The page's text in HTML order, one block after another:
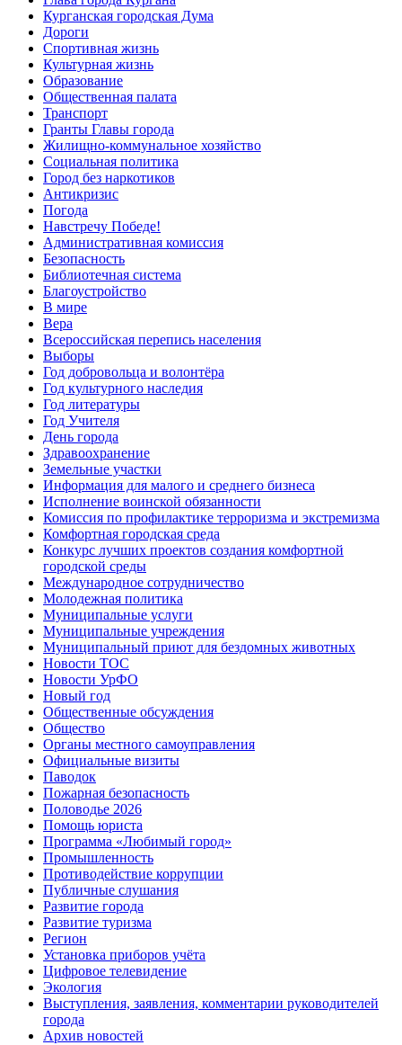
Курганская городская Дума
Дороги
Спортивная жизнь
Культурная жизнь
Образование
Общественная палата
Транспорт
Гранты Главы города
Жилищно-коммунальное хозяйство
Социальная политика
Город без наркотиков
Антикризис
Погода
Навстречу Победе!
Административная комиссия
Безопасность
Библиотечная система
Благоустройство
В мире
Вера
Всероссийская перепись населения
Выборы
Год добровольца и волонтёра
Год культурного наследия
Год литературы
Год Учителя
День города
Здравоохранение
Земельные участки
Информация для малого и среднего бизнеса
Исполнение воинской обязанности
Комиссия по профилактике терроризма и экстремизма
Комфортная городская среда
Конкурс лучших проектов создания комфортной
городской среды
Международное сотрудничество
Молодежная политика
Муниципальные услуги
Муниципальные учреждения
Муниципальный приют для бездомных животных
Новости ТОС
Новости УрФО
Новый год
Общественные обсуждения
Общество
Органы местного самоуправления
Официальные визиты
Паводок
Пожарная безопасность
Половодье 2026
Помощь юриста
Программа «Любимый город»
Промышленность
Противодействие коррупции
Публичные слушания
Развитие города
Развитие туризма
Регион
Установка приборов учёта
Цифровое телевидение
Экология
Выступления, заявления, комментарии руководителей
города
Архив новостей